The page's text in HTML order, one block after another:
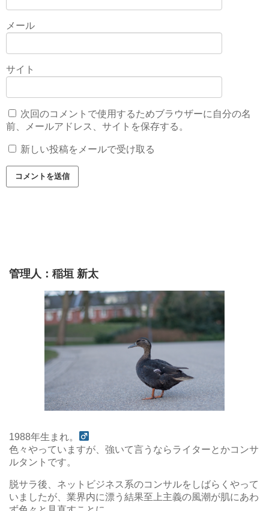
メール
サイト
次回のコメントで使用するためブラウザーに自分の名
前、メールアドレス、サイトを保存する。
新しい投稿をメールで受け取る
管理人：稲垣 新太
1988年生まれ。
色々やっていますが、強いて言うならライターとかコンサ
ルタントです。
脱サラ後、ネットビジネス系のコンサルをしばらくやって
いましたが、業界内に漂う結果至上主義の風潮が肌にあわ